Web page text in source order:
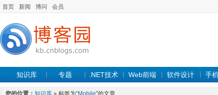
首页 新闻 博问 会员
知识库 专题 .NET技术 Web前端 软件设计 手
您的位置： 知识库 » 标签为“Mobile”的文章